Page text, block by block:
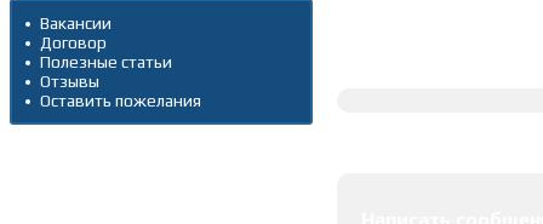
Вакансии
Договор
Полезные статьи
Отзывы
Оставить пожелания